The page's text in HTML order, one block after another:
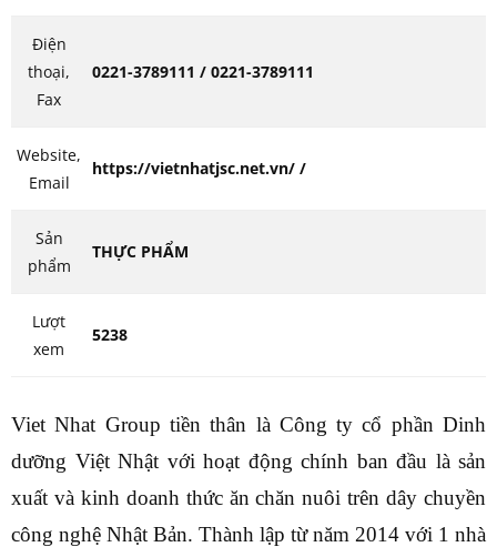
Điện
thoại,
Fax
0221-3789111 / 0221-3789111
Website,
Email
https://vietnhatjsc.net.vn/ /
Sản
phẩm
THỰC PHẨM
Lượt
xem
5238
Viet Nhat Group tiền thân là Công ty cổ phần Dinh
dưỡng Việt Nhật với hoạt động chính ban đầu là sản
xuất và kinh doanh thức ăn chăn nuôi trên dây chuyền
công nghệ Nhật Bản. Thành lập từ năm 2014 với 1 nhà